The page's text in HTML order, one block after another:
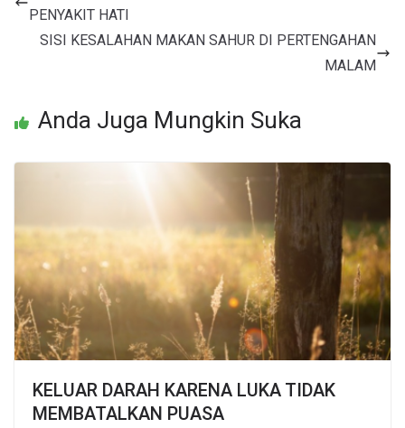
PENYAKIT HATI
SISI KESALAHAN MAKAN SAHUR DI PERTENGAHAN
MALAM
Anda Juga Mungkin Suka
KELUAR DARAH KARENA LUKA TIDAK
MEMBATALKAN PUASA